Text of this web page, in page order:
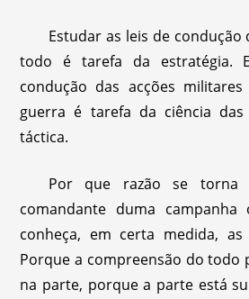
Estudar as leis de
todo é tarefa da estratégia.
condução das acções
guerra é tarefa da ciência
táctica.
Por que razão se torna
comandante duma campanha
conheça, em certa medida,
Porque a compreensão do todo
na parte, porque a parte está